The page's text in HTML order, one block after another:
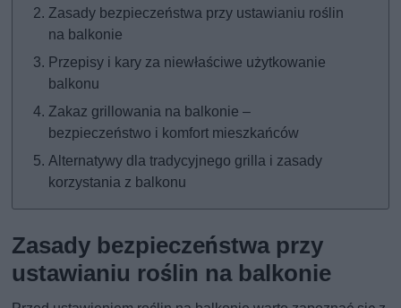
Zasady bezpieczeństwa przy ustawianiu roślin
na balkonie
Przepisy i kary za niewłaściwe użytkowanie
balkonu
Zakaz grillowania na balkonie –
bezpieczeństwo i komfort mieszkańców
Alternatywy dla tradycyjnego grilla i zasady
korzystania z balkonu
Zasady bezpieczeństwa przy
ustawianiu roślin na balkonie